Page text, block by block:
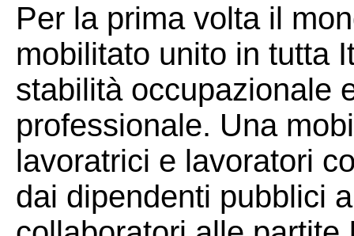
Per la prima volta il
mobilitato unito in tutta
stabilità occupazionale
professionale. Una
lavoratrici e lavoratori
dai dipendenti pubblici